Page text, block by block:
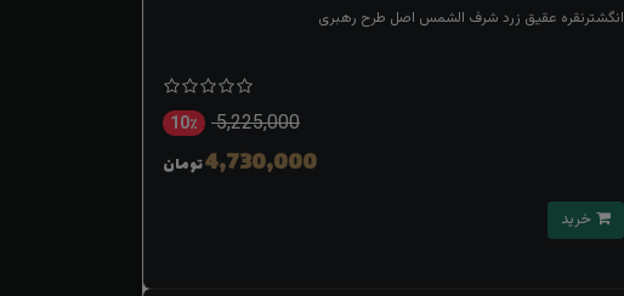
انگشترنقره عقیق زرد شرف الشمس اصل طرح رهبری
5,225,000 10٪
4,730,000تومان
خرید